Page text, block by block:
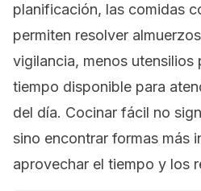
planificación, las comidas
permiten resolver
vigilancia, menos utensilios
tiempo disponible para
del día. Cocinar fácil no
sino encontrar formas más
aprovechar el tiempo y los